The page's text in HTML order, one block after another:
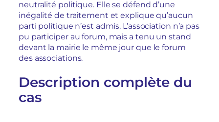
neutralité politique.Elle se défend d’une
inégalité de traitement et explique qu’aucun
parti politique n’est admis. L’association n’a pas
pu participer au forum, mais a tenu un stand
devant la mairie le même jour que le forum
des associations.
Description complète du
cas